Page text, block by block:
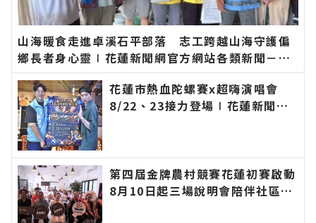
山海暖食走進卓溪石平部落 志工跨越山海守護偏
鄉長者身心靈∣花蓮新聞網官方網站各類新聞－最
快速的今日新聞報導 最新的在地資訊！
花蓮市熱血陀螺賽x超嗨演唱會
8/22、23接力登場∣花蓮新聞網
第四屆金牌農村競賽花蓮初賽啟動
8月10日起三場說明會陪伴社區展